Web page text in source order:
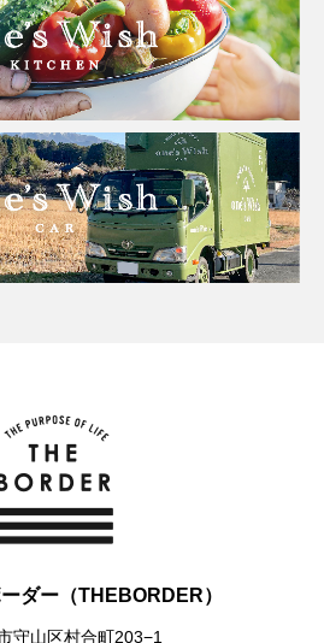
ダー（THEBORDER）
守山区村合町203−1